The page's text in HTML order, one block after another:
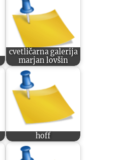
cvetličarna galerija
marjan lovšin
hoff